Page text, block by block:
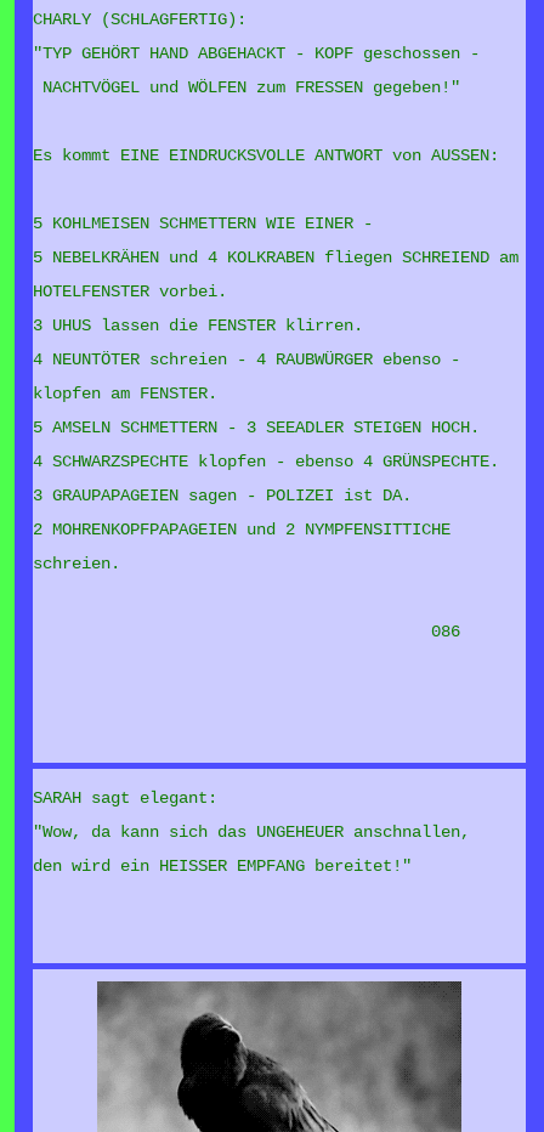
CHARLY (SCHLAGFERTIG):
"TYP GEHÖRT HAND ABGEHACKT - KOPF geschossen -
NACHTVÖGEL und WÖLFEN zum FRESSEN gegeben!"
Es kommt EINE EINDRUCKSVOLLE ANTWORT von AUSSEN:
5 KOHLMEISEN SCHMETTERN WIE EINER -
5 NEBELKRÄHEN und 4 KOLKRABEN fliegen SCHREIEND am
HOTELFENSTER vorbei.
3 UHUS lassen die FENSTER klirren.
4 NEUNTÖTER schreien - 4 RAUBWÜRGER ebenso -
klopfen am FENSTER.
5 AMSELN SCHMETTERN - 3 SEEADLER STEIGEN HOCH.
4 SCHWARZSPECHTE klopfen - ebenso 4 GRÜNSPECHTE.
3 GRAUPAPAGEIEN sagen - POLIZEI ist DA.
2 MOHRENKOPFPAPAGEIEN und 2 NYMPFENSITTICHE
schreien.
086
SARAH sagt elegant:
"Wow, da kann sich das UNGEHEUER anschnallen,
den wird ein HEISSER EMPFANG bereitet!"